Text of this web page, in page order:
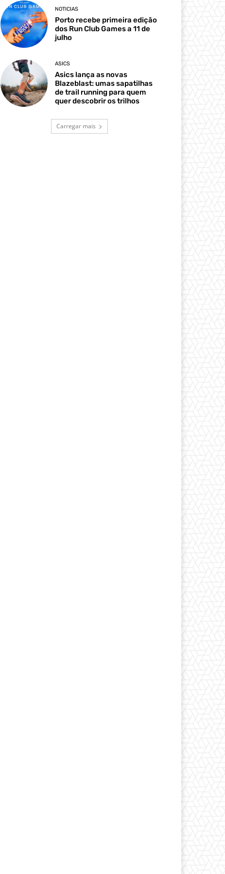
NOTICIAS
Porto recebe primeira edição
dos Run Club Games a 11 de
julho
ASICS
Asics lança as novas
Blazeblast: umas sapatilhas
de trail running para quem
quer descobrir os trilhos
Carregar mais